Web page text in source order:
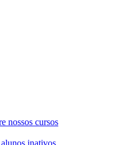
nossos cursos
inativos